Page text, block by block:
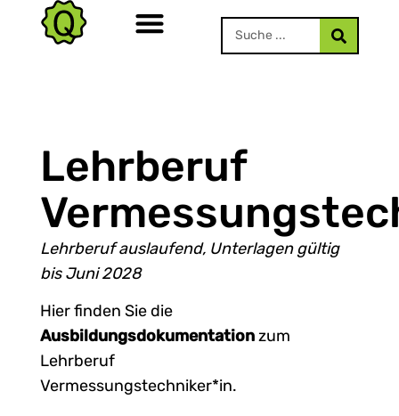
Lehrberuf
Lehrberuf auslaufend, Unterlagen gültig
bis Juni 2028
Hier finden Sie die
Ausbildungsdokumentationzum
Lehrberuf
Vermessungstechniker*in.